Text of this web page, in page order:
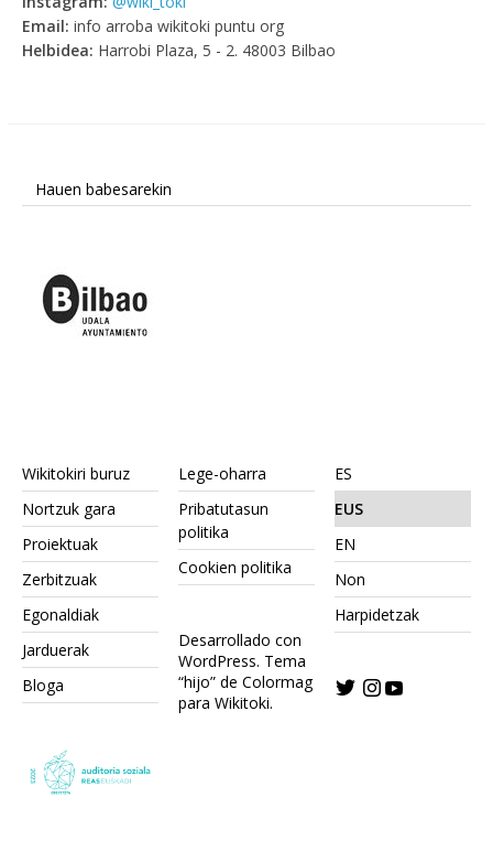
Email: info arroba wikitoki puntu org
Helbidea: Harrobi Plaza, 5 - 2. 48003 Bilbao
Hauen babesarekin
Wikitokiri buruz
Nortzuk gara
Proiektuak
Zerbitzuak
Egonaldiak
Jarduerak
Bloga
Lege-oharra
Pribatutasun
politika
Cookien politika
Desarrollado con
WordPress. Tema
“hijo” de Colormag
para Wikitoki.
ES
EUS
EN
Non
Harpidetzak